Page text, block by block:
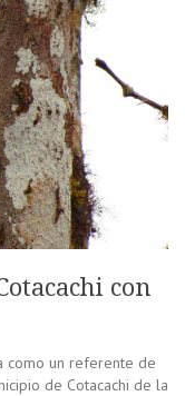
con
como un referente de
de Cotacachi de la